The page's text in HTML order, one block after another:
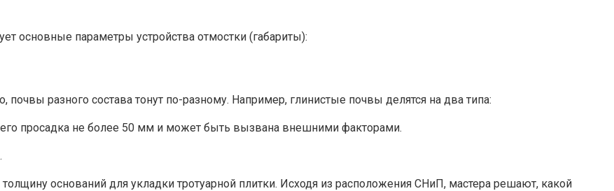
основные параметры устройства отмостки (габариты):
разного состава тонут по-разному. Например, глинистые почвы делятся на два типа:
просадка не более 50 мм и может быть вызвана внешними факторами.
оснований для укладки тротуарной плитки. Исходя из расположения СНиП, мастера решают, какой